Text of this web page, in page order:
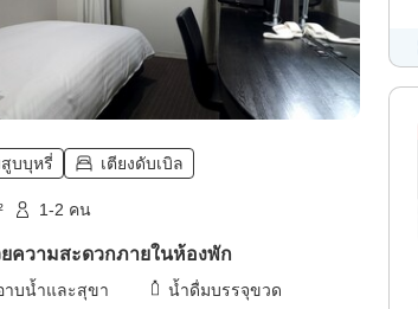
บบุหรี่ เตียงดับเบิล
1-2 คน
ความสะดวกภายในห้องพัก
าบน้ำและสุขา
น้ำดื่มบรรจุขวด